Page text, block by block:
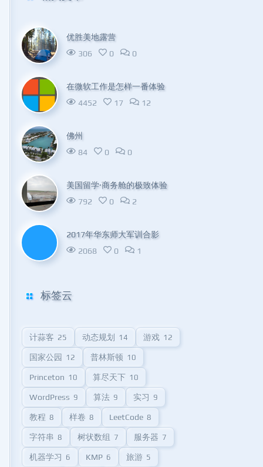
优胜美地露营
306
0 0
在微软工作是怎样一番体验
4452
17 12
佛州
84
0 0
美国留学·商务舱的极致体验
792
0 2
2017年华东师大军训合影
2068
0 1
标签云
计蒜客 25 动态规划 14 游戏 12
国家公园 12 普林斯顿 10
Princeton 10 算尽天下 10
WordPress 9 算法 9 实习 9
教程 8 样卷 8 LeetCode 8
字符串 8 树状数组 7 服务器 7
机器学习 6 KMP 6 旅游 5